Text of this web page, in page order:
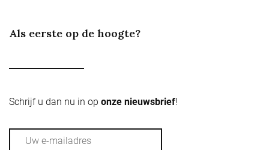
Als eerste op de hoogte?
Schrijf u dan nu in op onze nieuwsbrief!